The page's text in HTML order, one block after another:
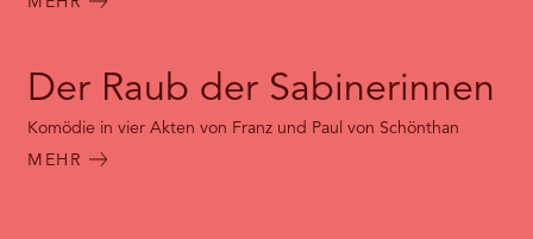
Der Raub der Sabinerinnen
Komödie in vier Akten von Franz und Paul von Schönthan
MEHR